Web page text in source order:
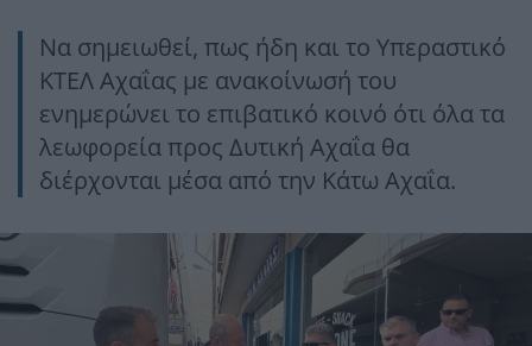
Να σημειωθεί, πως ήδη και το Υπεραστικό
ΚΤΕΛ Αχαΐας με ανακοίνωσή του
ενημερώνει το επιβατικό κοινό ότι όλα τα
λεωφορεία προς Δυτική Αχαΐα θα
διέρχονται μέσα από την Κάτω Αχαΐα.